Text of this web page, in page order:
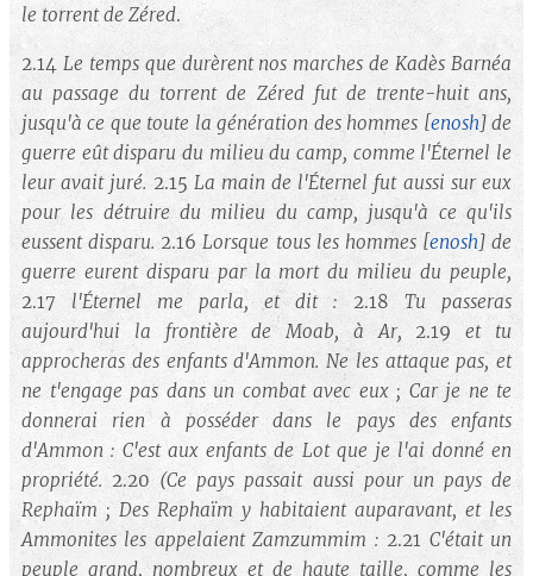
le torrent de Zéred.
2.14 Le temps que durèrent nos marches de Kadès Barnéa
au passage du torrent de Zéred fut de trente-huit ans,
jusqu'à ce que toute la génération des hommes [enosh]de
guerre eût disparu du milieu du camp, comme l'Éternel le
leur avait juré. 2.15 La main de l'Éternel fut aussi sur eux
pour les détruire du milieu du camp, jusqu'à ce qu'ils
eussent disparu.2.16 Lorsque tous les hommes [enosh] de
guerre eurent disparu par la mort du milieu du peuple,
2.17 l'Éternel me parla, et dit : 2.18 Tu passeras
aujourd'hui la frontière de Moab, à Ar, 2.19 et tu
approcheras des enfants d'Ammon. Ne les attaque pas, et
ne t'engage pas dans un combat avec eux ; Car je ne te
donnerai rien à posséder dans le pays des enfants
d'Ammon : C'est aux enfants de Lot que je l'ai donné en
propriété.2.20(Ce pays passait aussi pour un pays de
Rephaïm ; Des Rephaïm y habitaient auparavant, et les
Ammonites les appelaient Zamzummim : 2.21 C'était un
peuple grand, nombreux et de haute taille, comme les